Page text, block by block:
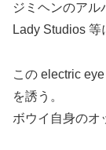
ジミヘンのアル
Lady Studios 等
この electric
を誘う。
ボウイ自身のオ